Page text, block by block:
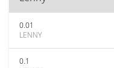
0.01
LENNY
0.1